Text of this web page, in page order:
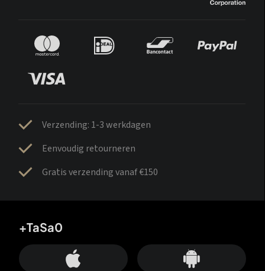
Verzending: 1-3 werkdagen
Eenvoudig retourneren
Gratis verzending vanaf €150
+TaSa0